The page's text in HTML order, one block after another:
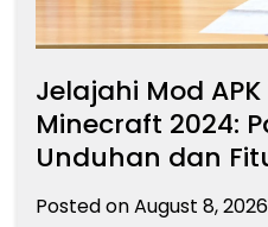
Jelajahi Mod
Minecraft 2024:
Unduhan dan
Posted onAugust 8, 2026